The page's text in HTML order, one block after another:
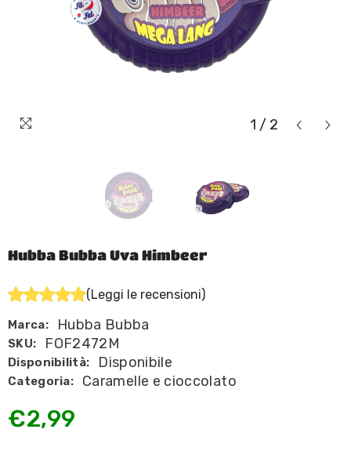
1 / 2
Hubba Bubba Uva Himbeer
(Leggi le recensioni)
Marca: Hubba Bubba
SKU: FOF2472M
Disponibilità: Disponibile
Categoria: Caramelle e cioccolato
€2,99